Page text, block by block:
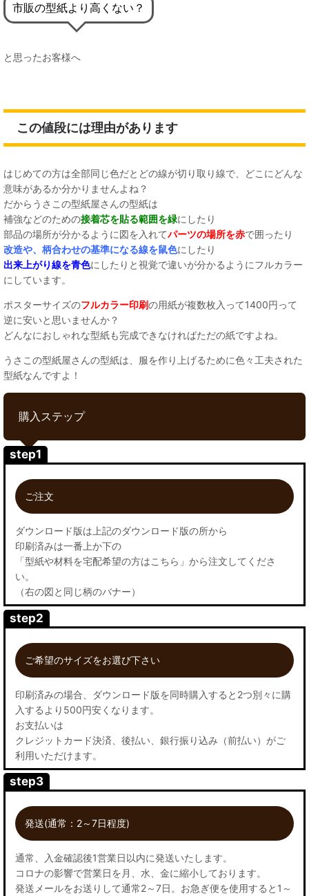
市販の型紙より高くない？
と思ったお客様へ
この値段には理由があります
はじめての方は全部同じ色だとどの線が切り取り線で、どこにどんな
意味があるか分かりませんよね？
だからうさこの型紙屋さんの型紙は
補強などのための接着芯を貼る範囲を緑にしたり
部品の場所が分かるように図を入れてパーツの場所を赤で囲ったり
改造や、柄合わせの基準になる線を鼠色にしたり
出来上がり線を青色にしたりと視覚で違いが分かるようにフルカラー
にしています。
ポスターサイズのフルカラー印刷の用紙が複数枚入って1400円って
逆に安いと思いませんか？
どんなにおしゃれな型紙も完成できなければただの紙ですよね。
うさこの型紙屋さんの型紙は、服を作り上げるために色々工夫された
型紙なんですよ！
購入ステップ
step1
ご注文
ダウンロード版は上記のダウンロード版の所から
印刷済みは一番上か下の
「型紙や材料を宅配希望の方はこちら」から注文してくださ
い。
（右の図と同じ柄のバナー）
step2
ご希望のサイズをお選び下さい
印刷済みの場合、ダウンロード版を同時購入すると2つ別々に購
入するより500円安くなります。
お支払いは
クレジットカード決済、後払い、銀行振り込み（前払い）がご
利用いただけます。
step3
発送(通常：2～7日程度)
通常、入金確認後1営業日以内に発送いたします。
コロナの影響で営業日を月、水、金に縮小しております。
発送メールをお送りして通常2～7日。お急ぎ便を使用すると1～